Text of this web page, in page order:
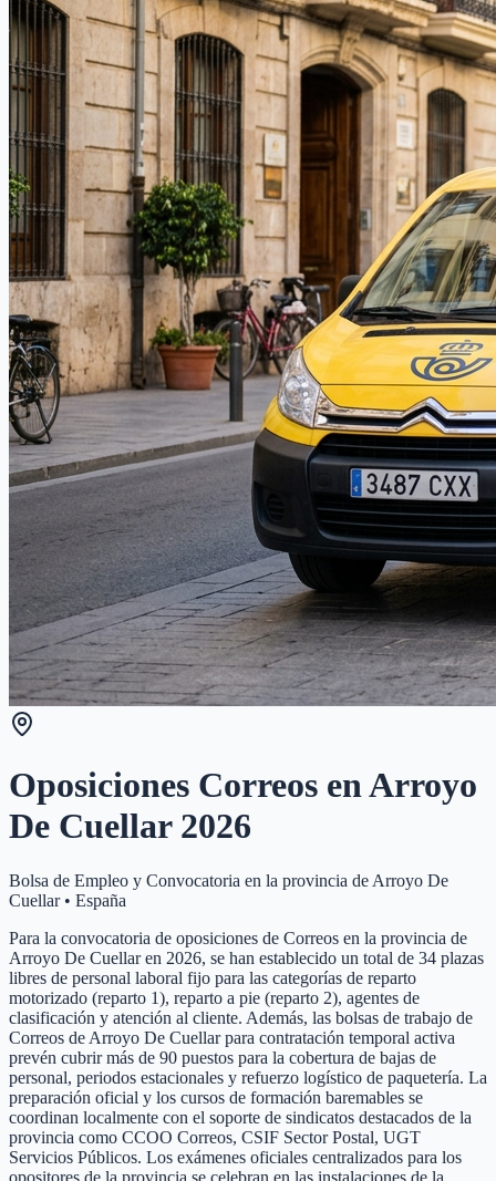
Oposiciones Correos enArroyo
De Cuellar2026
Bolsa de Empleo y Convocatoria en la provincia de Arroyo De
Cuellar• España
Para la convocatoria de oposiciones de Correos en la provincia de
Arroyo De Cuellar en 2026, se han establecido un total de 34 plazas
libres de personal laboral fijo para las categorías de reparto
motorizado (reparto 1), reparto a pie (reparto 2), agentes de
clasificación y atención al cliente. Además, las bolsas de trabajo de
Correos de Arroyo De Cuellar para contratación temporal activa
prevén cubrir más de 90 puestos para la cobertura de bajas de
personal, periodos estacionales y refuerzo logístico de paquetería. La
preparación oficial y los cursos de formación baremables se
coordinan localmente con el soporte de sindicatos destacados de la
provincia como CCOO Correos, CSIF Sector Postal, UGT
Servicios Públicos. Los exámenes oficiales centralizados para los
opositores de la provincia se celebran en las instalaciones de la